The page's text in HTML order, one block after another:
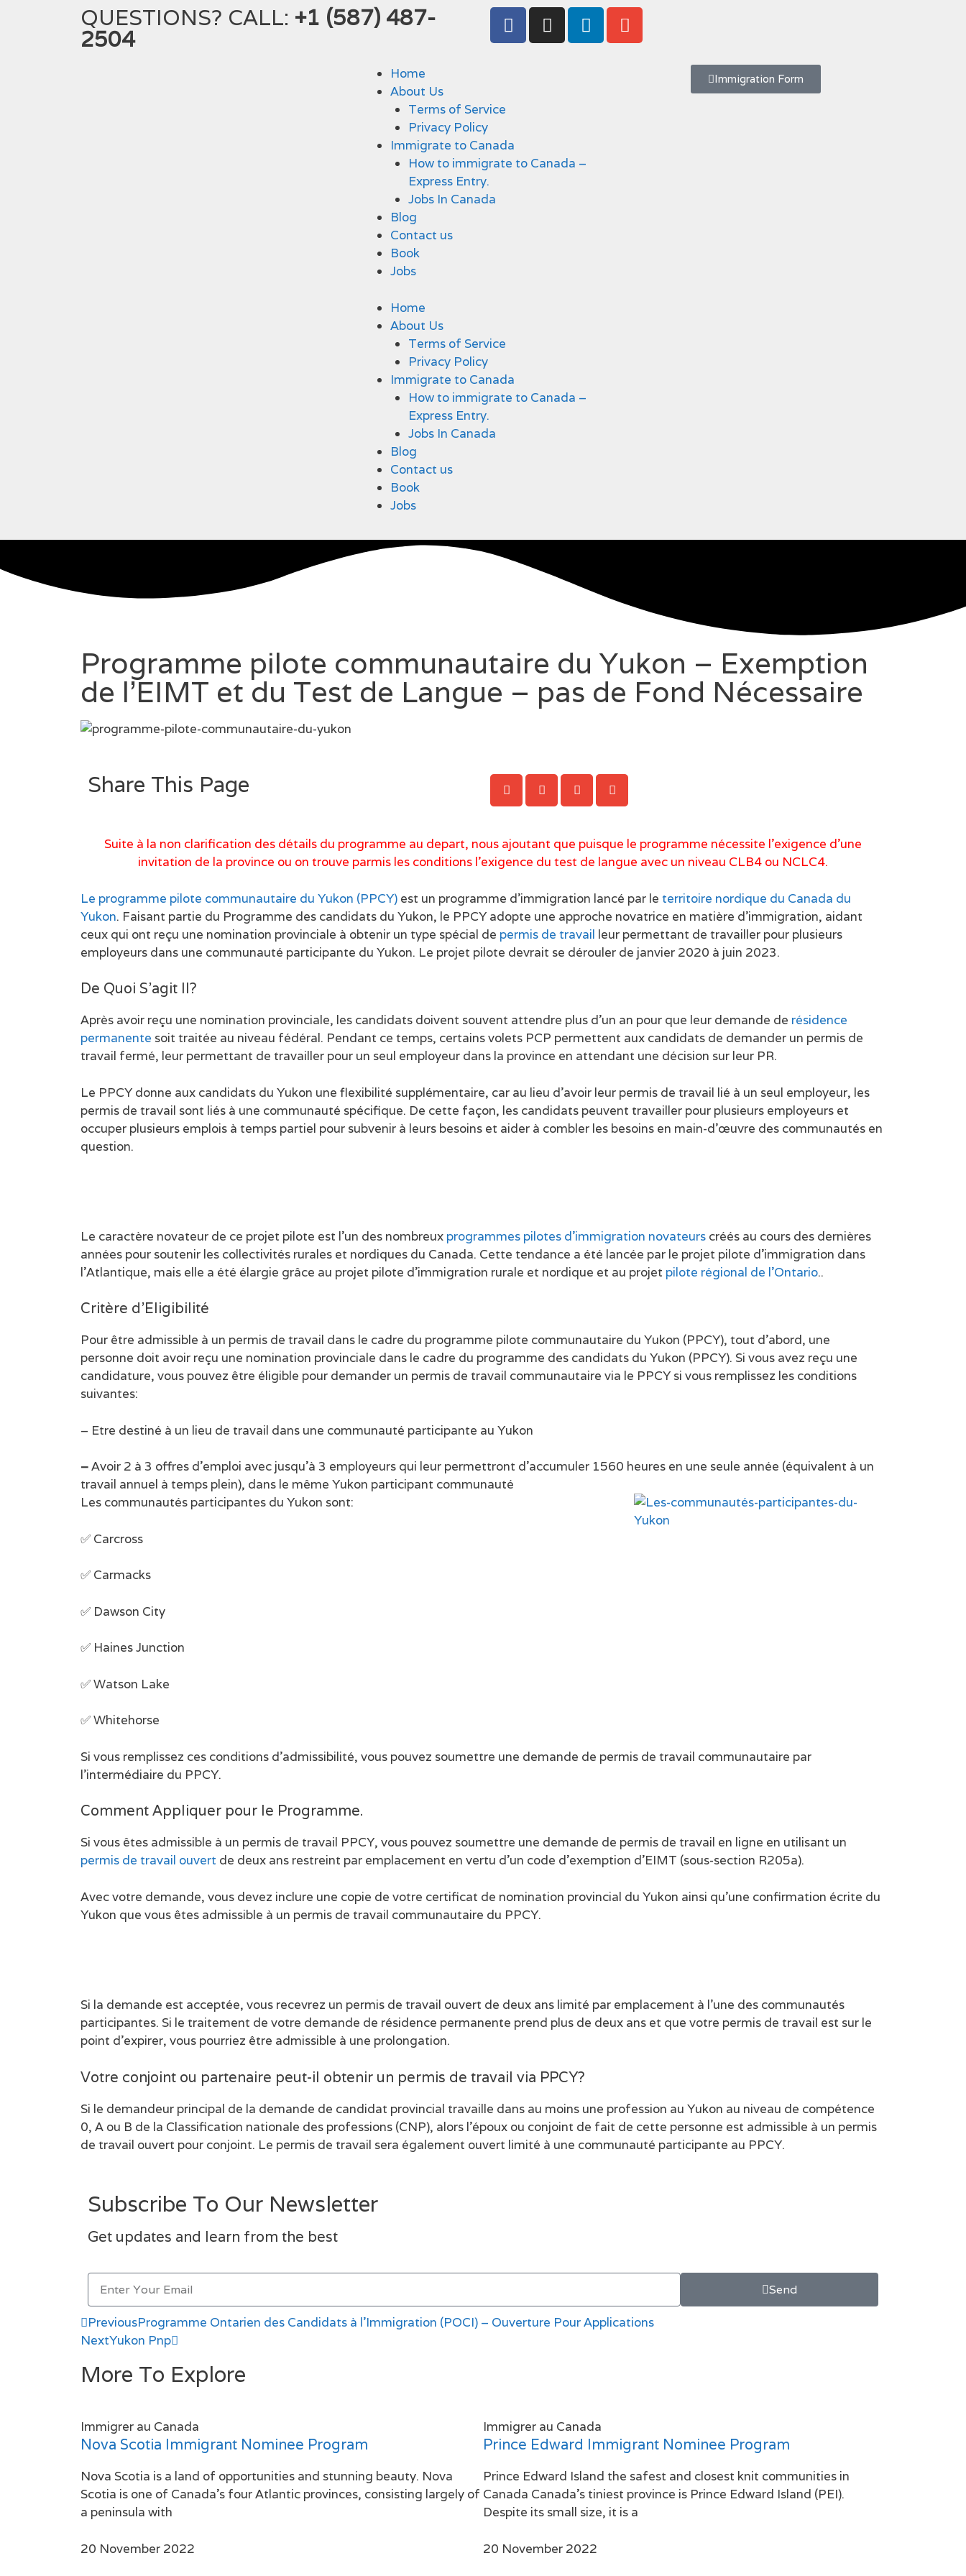
QUESTIONS? CALL: +1 (587) 487-
2504
Home
About Us
Terms of Service
Privacy Policy
Immigrate to Canada
How to immigrate to Canada –
Express Entry.
Jobs In Canada
Blog
Contact us
Book
Jobs
Home
About Us
Terms of Service
Privacy Policy
Immigrate to Canada
How to immigrate to Canada –
Express Entry.
Jobs In Canada
Blog
Contact us
Book
Jobs
Immigration Form
Programme pilote communautaire du Yukon – Exemption
de l’EIMT et du Test de Langue – pas de Fond Nécessaire
Share This Page
Suite à la non clarification des détails du programme au depart, nous ajoutant que puisque le programme nécessite l’exigence d’une
invitation de la province ou on trouve parmis les conditions l’exigence du test de langue avec un niveau CLB4 ou NCLC4.
Le programme pilote communautaire du Yukon (PPCY) est un programme d’immigration lancé par le territoire nordique du Canada du
Yukon. Faisant partie du Programme des candidats du Yukon, le PPCY adopte une approche novatrice en matière d’immigration, aidant
ceux qui ont reçu une nomination provinciale à obtenir un type spécial de permis de travail leur permettant de travailler pour plusieurs
employeurs dans une communauté participante du Yukon. Le projet pilote devrait se dérouler de janvier 2020 à juin 2023.
De Quoi S’agit Il?
Après avoir reçu une nomination provinciale, les candidats doivent souvent attendre plus d’un an pour que leur demande de résidence
permanente soit traitée au niveau fédéral. Pendant ce temps, certains volets PCP permettent aux candidats de demander un permis de
travail fermé, leur permettant de travailler pour un seul employeur dans la province en attendant une décision sur leur PR.
Le PPCY donne aux candidats du Yukon une flexibilité supplémentaire, car au lieu d’avoir leur permis de travail lié à un seul employeur, les
permis de travail sont liés à une communauté spécifique. De cette façon, les candidats peuvent travailler pour plusieurs employeurs et
occuper plusieurs emplois à temps partiel pour subvenir à leurs besoins et aider à combler les besoins en main-d’œuvre des communautés en
question.
Le caractère novateur de ce projet pilote est l’un des nombreux programmes pilotes d’immigration novateurs créés au cours des dernières
années pour soutenir les collectivités rurales et nordiques du Canada. Cette tendance a été lancée par le projet pilote d’immigration dans
l’Atlantique, mais elle a été élargie grâce au projet pilote d’immigration rurale et nordique et au projet pilote régional de l’Ontario..
Critère d’Eligibilité
Pour être admissible à un permis de travail dans le cadre du programme pilote communautaire du Yukon (PPCY), tout d’abord, une
personne doit avoir reçu une nomination provinciale dans le cadre du programme des candidats du Yukon (PPCY). Si vous avez reçu une
candidature, vous pouvez être éligible pour demander un permis de travail communautaire via le PPCY si vous remplissez les conditions
suivantes:
– Etre destiné à un lieu de travail dans une communauté participante au Yukon
–Avoir 2 à 3 offres d’emploi avec jusqu’à 3 employeurs qui leur permettront d’accumuler 1560 heures en une seule année (équivalent à un
travail annuel à temps plein), dans le même Yukon participant communauté
Les communautés participantes du Yukon sont:
✅ Carcross
✅ Carmacks
✅ Dawson City
✅ Haines Junction
✅ Watson Lake
✅ Whitehorse
Si vous remplissez ces conditions d’admissibilité, vous pouvez soumettre une demande de permis de travail communautaire par
l’intermédiaire du PPCY.
Comment Appliquer pour le Programme.
Si vous êtes admissible à un permis de travail PPCY, vous pouvez soumettre une demande de permis de travail en ligne en utilisant un
permis de travail ouvert de deux ans restreint par emplacement en vertu d’un code d’exemption d’EIMT (sous-section R205a).
Avec votre demande, vous devez inclure une copie de votre certificat de nomination provincial du Yukon ainsi qu’une confirmation écrite du
Yukon que vous êtes admissible à un permis de travail communautaire du PPCY.
Si la demande est acceptée, vous recevrez un permis de travail ouvert de deux ans limité par emplacement à l’une des communautés
participantes. Si le traitement de votre demande de résidence permanente prend plus de deux ans et que votre permis de travail est sur le
point d’expirer, vous pourriez être admissible à une prolongation.
Votre conjoint ou partenaire peut-il obtenir un permis de travail via PPCY?
Si le demandeur principal de la demande de candidat provincial travaille dans au moins une profession au Yukon au niveau de compétence
0, A ou B de la Classification nationale des professions (CNP), alors l’époux ou conjoint de fait de cette personne est admissible à un permis
de travail ouvert pour conjoint. Le permis de travail sera également ouvert limité à une communauté participante au PPCY.
Subscribe To Our Newsletter
Get updates and learn from the best
Send
PreviousProgramme Ontarien des Candidats à l’Immigration (POCI) – Ouverture Pour Applications
NextYukon Pnp
More To Explore
Immigrer au Canada
Nova Scotia Immigrant Nominee Program
Nova Scotia is a land of opportunities and stunning beauty. Nova
Scotia is one of Canada’s four Atlantic provinces, consisting largely of
a peninsula with
20 November 2022
Immigrer au Canada
Prince Edward Immigrant Nominee Program
Prince Edward Island the safest and closest knit communities in
Canada Canada’s tiniest province is Prince Edward Island (PEI).
Despite its small size, it is a
20 November 2022